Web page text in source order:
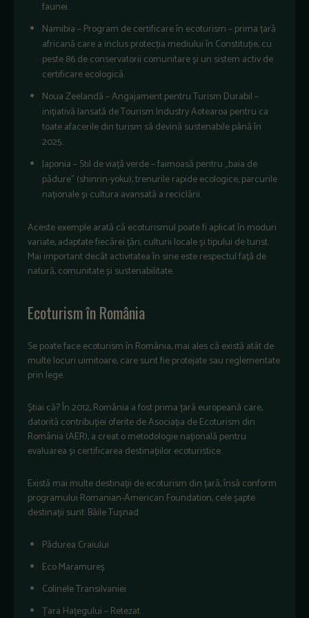
faunei.
Namibia – Program de certificare în ecoturism – prima țară
africană care a inclus protecția mediului în Constituție, cu
peste 86 de conservatorii comunitare și un sistem activ de
certificare ecologică.
Noua Zeelandă – Angajament pentru Turism Durabil –
inițiativă lansată de Tourism Industry Aotearoa pentru ca
toate afacerile din turism să devină sustenabile până în
2025.
Japonia – Stil de viață verde – faimoasă pentru „baia de
pădure” (shinrin-yoku), trenurile rapide ecologice, parcurile
naționale și cultura avansată a reciclării.
Aceste exemple arată că ecoturismul poate fi aplicat în moduri
variate, adaptate fiecărei țări, culturii locale și tipului de turist.
Mai important decât activitatea în sine este respectul față de
natură, comunitate și sustenabilitate.
Ecoturism în România
Se poate face ecoturism în România, mai ales că există atât de
multe locuri uimitoare, care sunt fie protejate sau reglementate
prin lege.
Știai că? În 2012, România a fost prima țară europeană care,
datorită contribuției oferite de Asociația de Ecoturism din
România (AER), a creat o metodologie națională pentru
evaluarea și certificarea destinațiilor ecoturistice.
Există mai multe destinații de ecoturism din țară, însă conform
programului Romanian-American Foundation, cele șapte
destinații sunt: Băile Tușnad
Pădurea Craiului
Eco Maramureș
Colinele Transilvaniei
Țara Hațegului – Retezat